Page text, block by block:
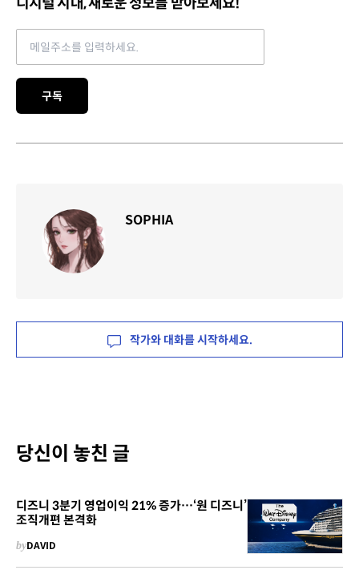
Email address
구독
SOPHIA
작가와 대화를 시작하세요.
당신이 놓친 글
디즈니 3분기 영업이익 21% 증가…‘원 디즈니’
조직개편 본격화
byDAVID